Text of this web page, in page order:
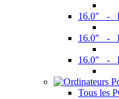
16.0" -
16.0" -
16.0" -
Tous les